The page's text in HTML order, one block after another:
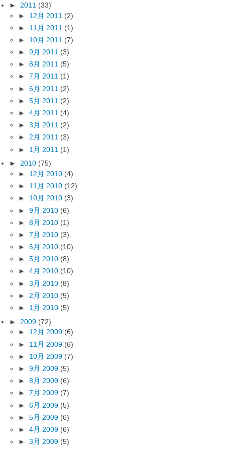
► 2011 (33)
► 12月 2011 (2)
► 11月 2011 (1)
► 10月 2011 (7)
► 9月 2011 (3)
► 8月 2011 (5)
► 7月 2011 (1)
► 6月 2011 (2)
► 5月 2011 (2)
► 4月 2011 (4)
► 3月 2011 (2)
► 2月 2011 (3)
► 1月 2011 (1)
► 2010 (75)
► 12月 2010 (4)
► 11月 2010 (12)
► 10月 2010 (3)
► 9月 2010 (6)
► 8月 2010 (1)
► 7月 2010 (3)
► 6月 2010 (10)
► 5月 2010 (8)
► 4月 2010 (10)
► 3月 2010 (8)
► 2月 2010 (5)
► 1月 2010 (5)
► 2009 (72)
► 12月 2009 (6)
► 11月 2009 (6)
► 10月 2009 (7)
► 9月 2009 (5)
► 8月 2009 (6)
► 7月 2009 (7)
► 6月 2009 (5)
► 5月 2009 (6)
► 4月 2009 (6)
► 3月 2009 (5)